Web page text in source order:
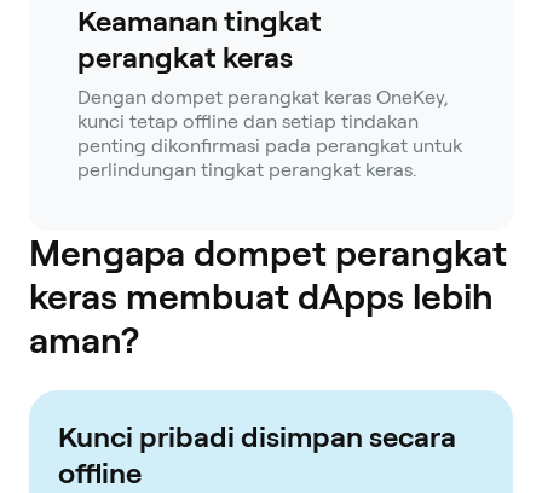
Keamanan tingkat
perangkat keras
Dengan dompet perangkat keras OneKey,
kunci tetap offline dan setiap tindakan
penting dikonfirmasi pada perangkat untuk
perlindungan tingkat perangkat keras.
Mengapa dompet perangkat
keras membuat dApps lebih
aman?
Kunci pribadi disimpan secara
offline